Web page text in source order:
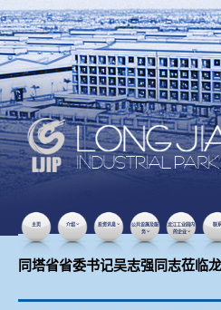
主页 介绍 投资讯息
公共设施及服
务
龙江工业园内
的企业
联系
2026年4月22日 点击数：853
同塔省省委书记吴志强同志莅临